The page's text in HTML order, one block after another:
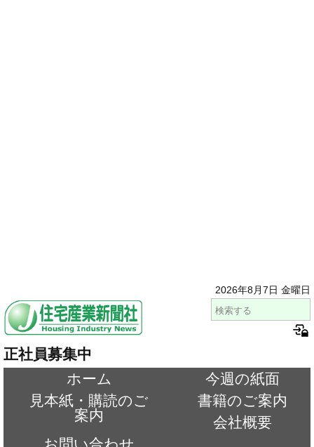
2026年8月7日 金曜日
正社員募集中
ホーム
今週の紙面
見本紙・購読のご
案内
書籍のご案内
会社概要